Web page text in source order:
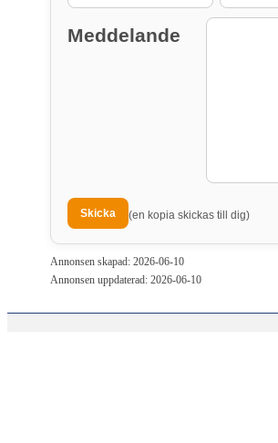
Meddelande
(en kopia skickas till dig)
Annonsen skapad: 2026-06-10
Annonsen uppdaterad: 2026-06-10